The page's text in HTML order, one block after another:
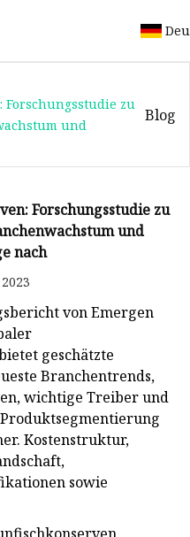
zu
und
Blog
Forschungsstudie zu
und
nach
von Emergen
geschätzte
Branchentrends,
wichtige Treiber und
Kostenstruktur,
sowie